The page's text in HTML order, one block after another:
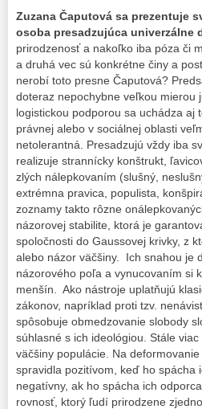
Zuzana Čaputová sa prezentuje
osoba presadzujúca univerzálne
prirodzenosť a nakoľko iba póza či
a druhá vec sú konkrétne činy a
nerobí toto presne Čaputová?
doteraz nepochybne veľkou mierou
logistickou podporou sa uchádza aj
právnej alebo v sociálnej oblasti
netolerantná. Presadzujú vždy iba
realizuje strannícky konštrukt,
zlých nálepkovaním (slušný,
extrémna pravica, populista,
zoznamy takto rôzne
názorovej stabilite, ktorá je
spoločnosti do Gaussovej krivky, z
alebo názor väčšiny. Ich snahou je
názorového poľa a vynucovaním si
menšín. Ako nástroje uplatňujú
zákonov, napríklad proti tzv.
spôsobuje obmedzovanie slobody
súhlasné s ich ideológiou. Stále
väčšiny populácie. Na
spravidla pozitívom, keď ho spácha
negatívny, ak ho spácha ich
rovnosť, ktorý ľudí prirodzene